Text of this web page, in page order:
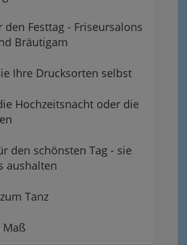
den Festtag - Friseursalons
Bräutigam
Ihre Drucksorten selbst
Hochzeitsnacht oder die
den schönsten Tag - sie
aushalten
Tanz
Maß